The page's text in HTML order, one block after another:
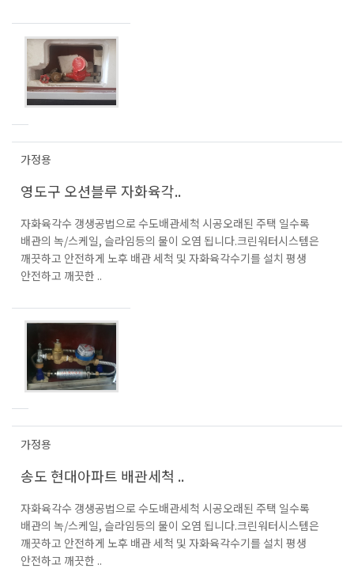
가정용
영도구 오션블루 자화육각..
자화육각수 갱생공법으로 수도배관세척 시공오래된 주택 일수록
배관의 녹/스케일, 슬라임등의 물이 오염 됩니다.크린워터시스템은
깨끗하고 안전하게 노후 배관 세척 및 자화육각수기를 설치 평생
안전하고 깨끗한 ..
가정용
송도 현대아파트 배관세척 ..
자화육각수 갱생공법으로 수도배관세척 시공오래된 주택 일수록
배관의 녹/스케일, 슬라임등의 물이 오염 됩니다.크린워터시스템은
깨끗하고 안전하게 노후 배관 세척 및 자화육각수기를 설치 평생
안전하고 깨끗한 ..